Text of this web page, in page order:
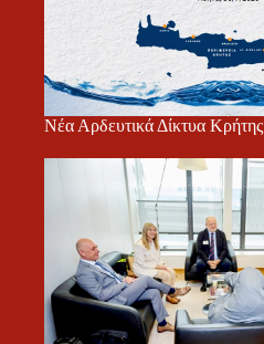
Νέα Αρδευτικά Δίκτυα Κρήτης